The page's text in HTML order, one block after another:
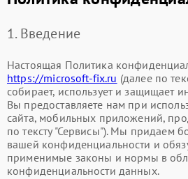
1. Введение
Настоящая Политика
https://microsoft-fix.ru (далее по
собирает, использует и защищает
Вы предоставляете нам при
сайта, мобильных приложений,
по тексту "Сервисы"). Мы придаем
вашей конфиденциальности и
применимые законы и нормы в
конфиденциальности данных.